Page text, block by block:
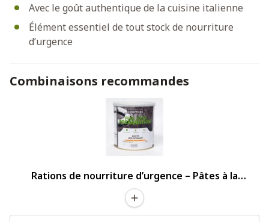
Avec le goût authentique de la cuisine italienne
Élément essentiel de tout stock de nourriture
d’urgence
Combinaisons recommandes
Rations de nourriture d’urgence – Pâtes à la
bolognaise